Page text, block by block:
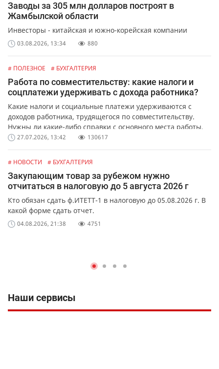
Заводы за 305 млн долларов построят в
Жамбылской области
Инвесторы - китайская и южно-корейская компании
03.08.2026, 13:34 880
# ПОЛЕЗНОЕ # БУХГАЛТЕРИЯ
Работа по совместительству: какие налоги и
соцплатежи удерживать с дохода работника?
Какие налоги и социальные платежи удерживаются с
доходов работника, трудящегося по совместительству.
Нужны ли какие-либо справки с основного места работы.
27.07.2026, 13:42 130617
# НОВОСТИ # БУХГАЛТЕРИЯ
Закупающим товар за рубежом нужно
отчитаться в налоговую до 5 августа 2026 г
Кто обязан сдать ф.ИТЕТТ-1 в налоговую до 05.08.2026 г. В
какой форме сдать отчет.
04.08.2026, 21:38 4751
Наши сервисы